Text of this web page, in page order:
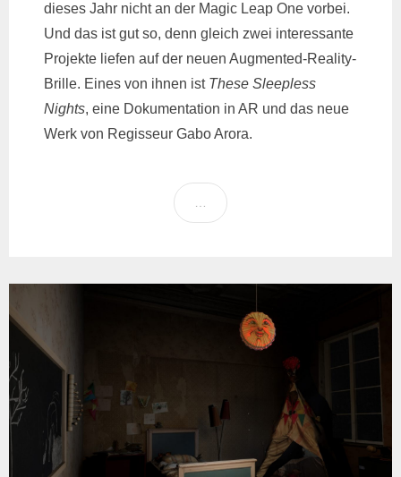
dieses Jahr nicht an der Magic Leap One vorbei.
Und das ist gut so, denn gleich zwei interessante
Projekte liefen auf der neuen Augmented-Reality-
Brille. Eines von ihnen ist These Sleepless
Nights, eine Dokumentation in AR und das neue
Werk von Regisseur Gabo Arora.